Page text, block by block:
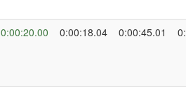
0:00:20.00 0:00:18.04 0:00:45.01